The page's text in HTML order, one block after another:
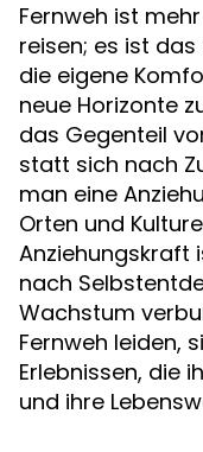
Fernweh ist
reisen; es ist
die eigene
neue Horizonte
das Gegenteil
statt sich nach
man eine
Orten und
Anziehungskraft
nach
Wachstum
Fernweh leiden,
Erlebnissen, die
und ihre